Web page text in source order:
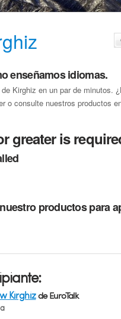
enseñamos idiomas.
Kirghiz en un par de minutos.
o consulte nuestros productos
greater is
productos para
Kirghizde EuroTalk